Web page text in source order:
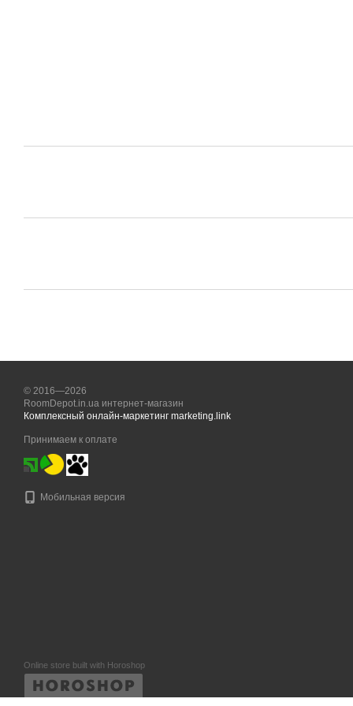
© 2016—2026
RoomDepot.in.ua интернет-магазин
Комплексный онлайн-маркетинг marketing.link
Принимаем к оплате
Мобильная версия
Online store built with Horoshop